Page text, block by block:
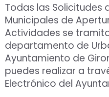
Todas las Solicitudes
Municipales de
Actividades se
departamento de
Ayuntamiento de
puedes realizar a
Electrónico del